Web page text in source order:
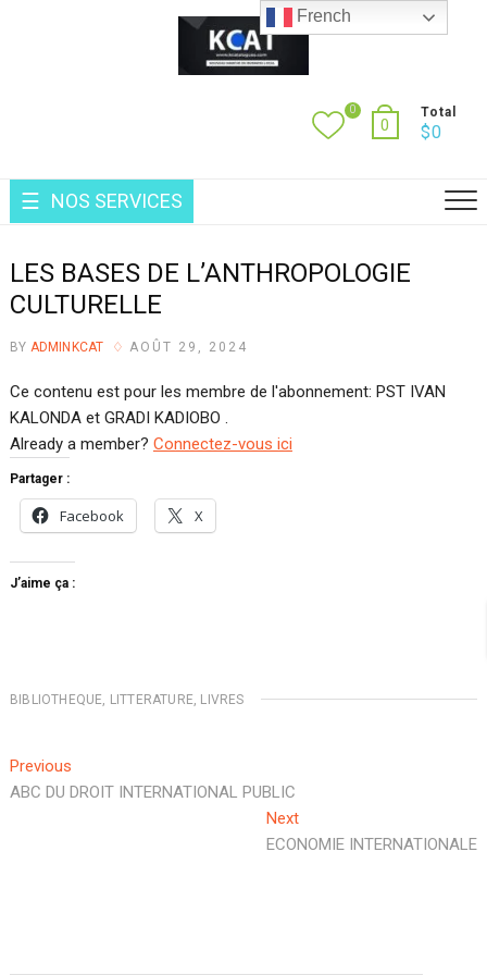
0
0
Total
$0
NOS SERVICES
LES BASES DE L’ANTHROPOLOGIE
CULTURELLE
BY ADMINKCAT AOÛT 29, 2024
Ce contenu est pour les membre de l'abonnement: PST IVAN
KALONDA et GRADI KADIOBO .
Already a member? Connectez-vous ici
Partager :
Facebook X
J’aime ça :
BIBLIOTHEQUE, LITTERATURE, LIVRES
Navigation
de
PreviousPrevious
post:
ABC DU DROIT INTERNATIONAL PUBLIC
NextNext
post:
ECONOMIE INTERNATIONALE
French